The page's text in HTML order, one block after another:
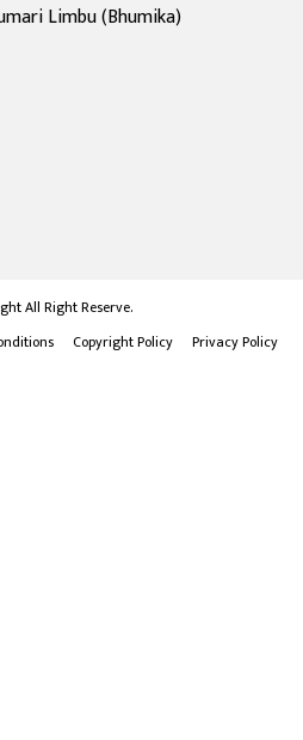
Limbu (Bhumika)
All Right Reserve.
Copyright Policy Privacy Policy